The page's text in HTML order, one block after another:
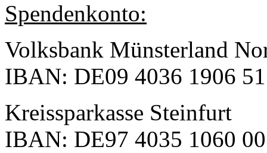
Spendenkonto:
Volksbank Münsterland
IBAN: DE09 4036 1906
Kreissparkasse Steinfurt
IBAN: DE97 4035 1060